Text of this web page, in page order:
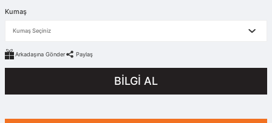
Kumaş
Arkadaşına Gönder Paylaş
BİLGİ AL